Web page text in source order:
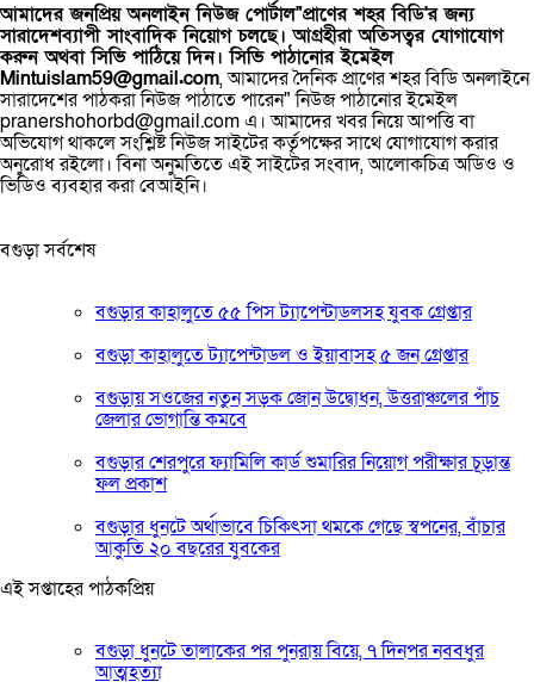
আমাদের জনপ্রিয় অনলাইন নিউজ পোর্টাল"প্রাণের শহর বিডি'র জন্য
সারাদেশব্যাপী সাংবাদিক নিয়োগ চলছে। আগ্রহীরা অতিসত্বর যোগাযোগ
করুন অথবা সিভি পাঠিয়ে দিন। সিভি পাঠানোর ইমেইল
Mintuislam59@gmail.com, আমাদের দৈনিক প্রাণের শহর বিডি অনলাইনে
সারাদেশের পাঠকরা নিউজ পাঠাতে পারেন" নিউজ পাঠানোর ইমেইল
pranershohorbd@gmail.com এ। আমাদের খবর নিয়ে আপত্তি বা
অভিযোগ থাকলে সংশ্লিষ্ট নিউজ সাইটের কর্তৃপক্ষের সাথে যোগাযোগ করার
অনুরোধ রইলো। বিনা অনুমতিতে এই সাইটের সংবাদ, আলোকচিত্র অডিও ও
ভিডিও ব্যবহার করা বেআইনি।
বগুড়া সর্বশেষ
বগুড়ার কাহালুতে ৫৫ পিস ট্যাপেন্টাডলসহ যুবক গ্রেপ্তার
বগুড়া কাহালুতে ট্যাপেন্টাডল ও ইয়াবাসহ ৫ জন গ্রেপ্তার
বগুড়ায় সওজের নতুন সড়ক জোন উদ্বোধন, উত্তরাঞ্চলের পাঁচ
জেলার ভোগান্তি কমবে
বগুড়ার শেরপুরে ফ্যামিলি কার্ড শুমারির নিয়োগ পরীক্ষার চূড়ান্ত
ফল প্রকাশ
বগুড়ার ধুনটে অর্থাভাবে চিকিৎসা থমকে গেছে স্বপনের, বাঁচার
আকুতি ২০ বছরের যুবকের
এই সপ্তাহের পাঠকপ্রিয়
বগুড়া ধুনটে তালাকের পর পুনরায় বিয়ে, ৭ দিনপর নববধুর
আত্মহত্যা